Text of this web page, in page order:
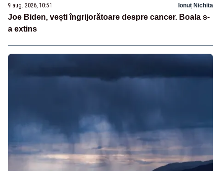
9 aug. 2026, 10:51 Ionuț Nichita
Joe Biden, vești îngrijorătoare despre cancer. Boala s-
a extins